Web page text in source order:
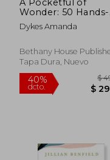
40%
Wonder: 50 Hands-
On Adventures for
Kids to Discover
Dykes Amanda
Bethany House
Tapa Dura, Nuevo